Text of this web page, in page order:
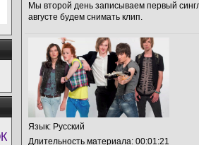
Мы второй день записываем первый
августе будем снимать клип.
Язык: Русский
Длительность материала: 00:01:21